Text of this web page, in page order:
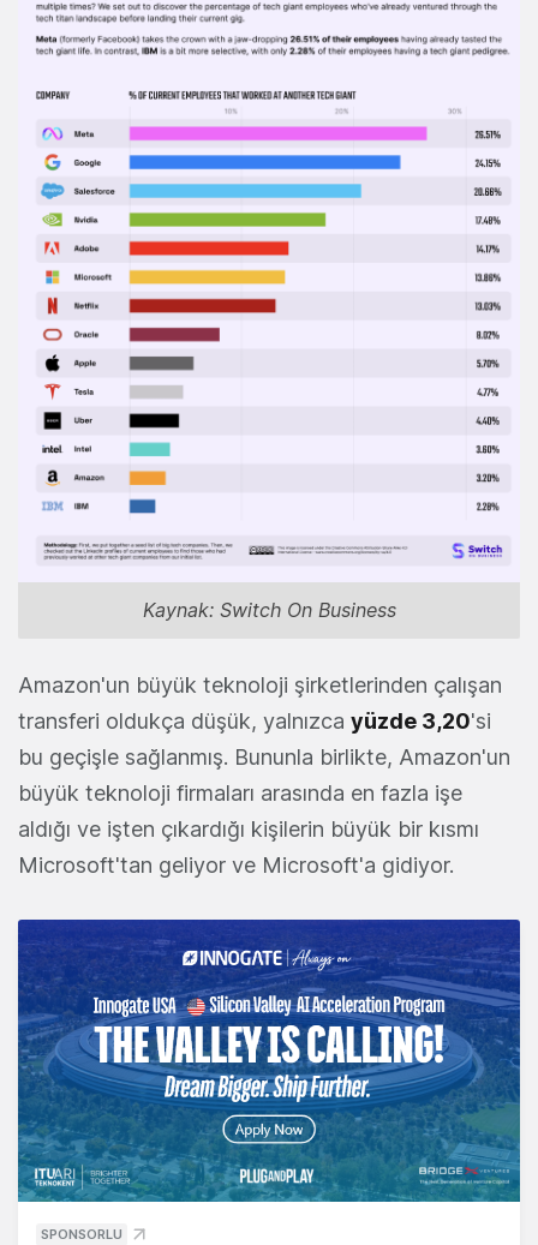
Kaynak: Switch On Business
Amazon'un büyük teknoloji şirketlerinden çalışan
transferi oldukça düşük, yalnızca yüzde 3,20'si
bu geçişle sağlanmış. Bununla birlikte, Amazon'un
büyük teknoloji firmaları arasında en fazla işe
aldığı ve işten çıkardığı kişilerin büyük bir kısmı
Microsoft'tan geliyor ve Microsoft'a gidiyor.
SPONSORLU